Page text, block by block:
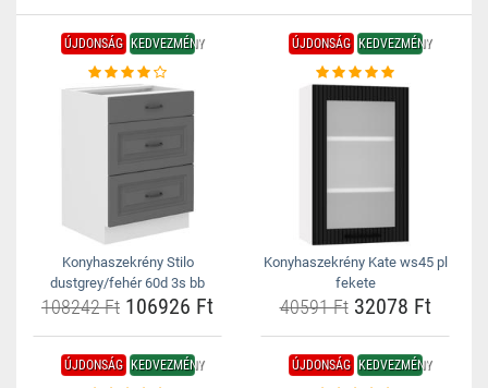
ÚJDONSÁG KEDVEZMÉNY
Konyhaszekrény Stilo
dustgrey/fehér 60d 3s bb
108242 Ft 106926 Ft
ÚJDONSÁG KEDVEZMÉNY
Konyhaszekrény Kate ws45 pl
fekete
40591 Ft32078 Ft
ÚJDONSÁG KEDVEZMÉNY ÚJDONSÁG KEDVEZMÉNY